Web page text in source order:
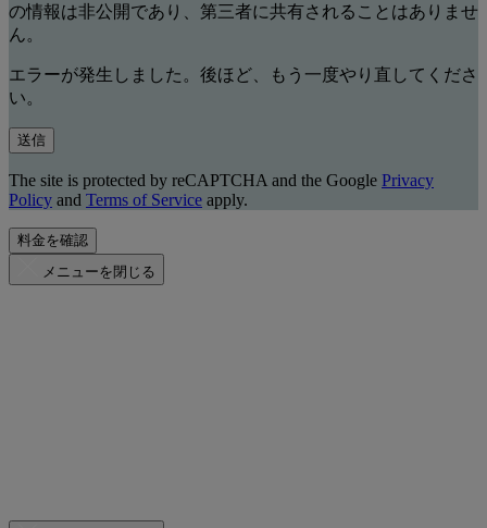
の情報は非公開であり、第三者に共有されることはありませ
ん。
エラーが発生しました。後ほど、もう一度やり直してくださ
い。
送信
The site is protected by reCAPTCHA and the Google Privacy
Policy and Terms of Service apply.
料金を確認
メニューを閉じる